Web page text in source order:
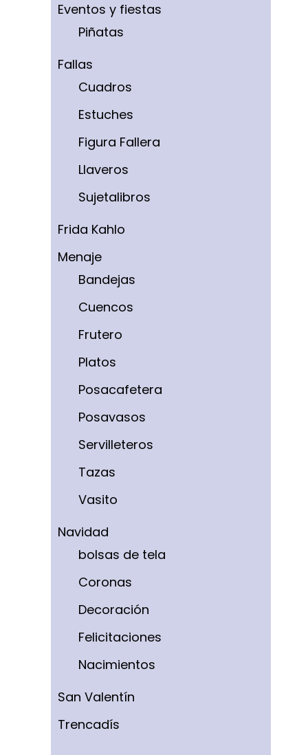
Eventos y fiestas
Piñatas
Fallas
Cuadros
Estuches
Figura Fallera
Llaveros
Sujetalibros
Frida Kahlo
Menaje
Bandejas
Cuencos
Frutero
Platos
Posacafetera
Posavasos
Servilleteros
Tazas
Vasito
Navidad
bolsas de tela
Coronas
Decoración
Felicitaciones
Nacimientos
San Valentín
Trencadís